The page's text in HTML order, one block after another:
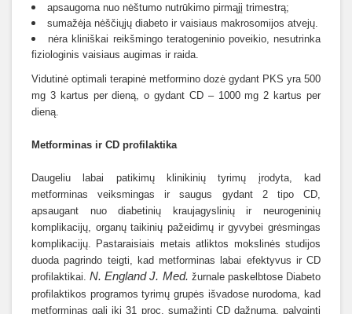
apsaugoma nuo nėštumo nutrūkimo pirmąjį trimestrą;
sumažėja nėščiųjų diabeto ir vaisiaus makrosomijos atvejų.
nėra kliniškai reikšmingo teratogeninio poveikio, nesutrinka
fiziologinis vaisiaus augimas ir raida.
Vidutinė optimali terapinė metformino dozė gydant PKS yra 500
mg 3 kartus per dieną, o gydant CD – 1000 mg 2 kartus per
dieną.
Metforminas ir CD profilaktika
Daugeliu labai patikimų klinikinių tyrimų įrodyta, kad
metforminas veiksmingas ir saugus gydant 2 tipo CD,
apsaugant nuo diabetinių kraujagyslinių ir neurogeninių
komplikacijų, organų taikinių pažeidimų ir gyvybei grėsmingas
komplikacijų. Pastaraisiais metais atliktos mokslinės studijos
duoda pagrindo teigti, kad metforminas labai efektyvus ir CD
profilaktikai.N. England J. Med. žurnale paskelbtose Diabeto
profilaktikos programos tyrimų grupės išvadose nurodoma, kad
metforminas gali iki 31 proc. sumažinti CD dažnumą, palyginti